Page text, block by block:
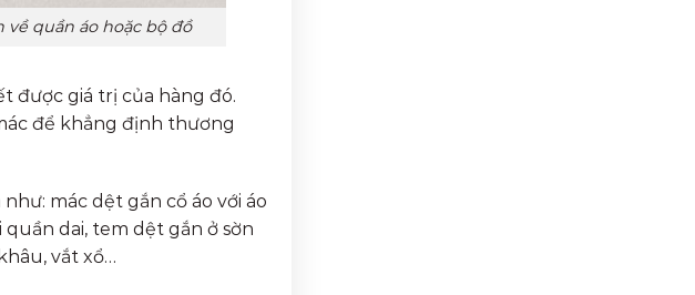
quần áo hoặc bộ đồ
được giá trị của hàng đó.
để khẳng định thương
mác dệt gắn cổ áo với áo
quần dai, tem dệt gắn ở sờn
vắt xổ…